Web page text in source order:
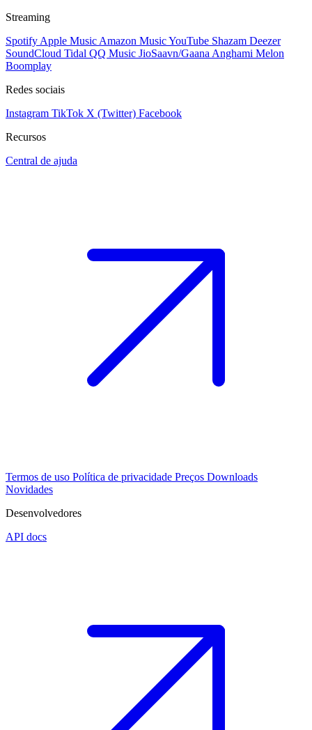
Streaming
Spotify Apple Music Amazon MusicYouTube Shazam Deezer
SoundCloud Tidal QQ Music JioSaavn/Gaana Anghami Melon
Boomplay
Redes sociais
Instagram TikTok X (Twitter) Facebook
Recursos
Central de ajuda
Termos de uso Política de privacidade Preços Downloads
Novidades
Desenvolvedores
API docs